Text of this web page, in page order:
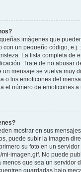
imágenes que
con un pequeño código, e.j.
La lista completa de
Trate de no abusar
mensaje se vuelva muy
o los emoticones del
el número de emoticones
mostrar en sus
puede subir la imagen
su foto en un
mi-imagen.gif. No puede
menos que sea un servidor
guardadas bajo